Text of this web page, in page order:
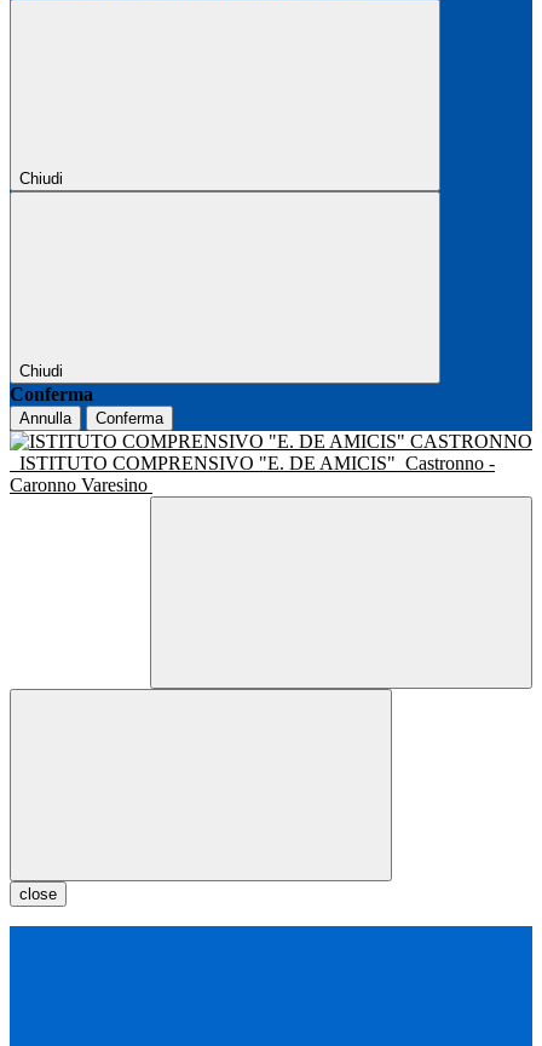
Chiudi
Chiudi
Conferma
Annulla Conferma
ISTITUTO COMPRENSIVO "E. DE AMICIS" Castronno -
Caronno Varesino
close